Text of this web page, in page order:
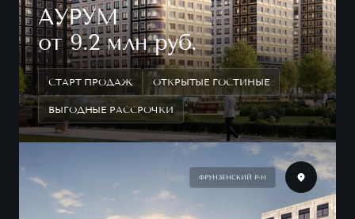
АУРУМ
от 9.2 млн руб.
СТАРТ ПРОДАЖ ОТКРЫТЫЕ ГОСТИНЫЕ
ВЫГОДНЫЕ РАССРОЧКИ
ФРУНЗЕНСКИЙ Р-Н